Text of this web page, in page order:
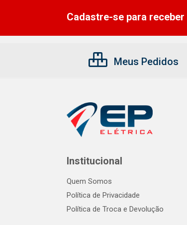
Cadastre-se para
Meus Pedidos
Institucional
Quem Somos
Política de Privacidade
Política de Troca e Devolução